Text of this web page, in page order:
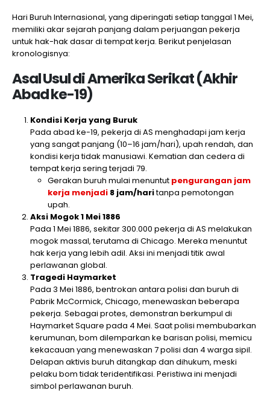
Hari Buruh Internasional, yang diperingati setiap tanggal 1 Mei,
memiliki akar sejarah panjang dalam perjuangan pekerja
untuk hak-hak dasar di tempat kerja. Berikut penjelasan
kronologisnya:
Asal Usul di Amerika Serikat (Akhir
Abad ke-19)
Kondisi Kerja yang Buruk
Pada abad ke-19, pekerja di AS menghadapi jam kerja
yang sangat panjang (10–16 jam/hari), upah rendah, dan
kondisi kerja tidak manusiawi. Kematian dan cedera di
tempat kerja sering terjadi 79.
Gerakan buruh mulai menuntut pengurangan jam
kerja menjadi 8 jam/haritanpa pemotongan
upah.
Aksi Mogok 1 Mei 1886
Pada 1 Mei 1886, sekitar 300.000 pekerja di AS melakukan
mogok massal, terutama di Chicago. Mereka menuntut
hak kerja yang lebih adil. Aksi ini menjadi titik awal
perlawanan global.
Tragedi Haymarket
Pada 3 Mei 1886, bentrokan antara polisi dan buruh di
Pabrik McCormick, Chicago, menewaskan beberapa
pekerja. Sebagai protes, demonstran berkumpul di
Haymarket Square pada 4 Mei. Saat polisi membubarkan
kerumunan, bom dilemparkan ke barisan polisi, memicu
kekacauan yang menewaskan 7 polisi dan 4 warga sipil.
Delapan aktivis buruh ditangkap dan dihukum, meski
pelaku bom tidak teridentifikasi. Peristiwa ini menjadi
simbol perlawanan buruh.